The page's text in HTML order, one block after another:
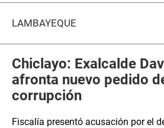
LAMBAYEQUE
Chiclayo: Exalcalde
afronta nuevo pedido
corrupción
Fiscalía presentó acusación por el